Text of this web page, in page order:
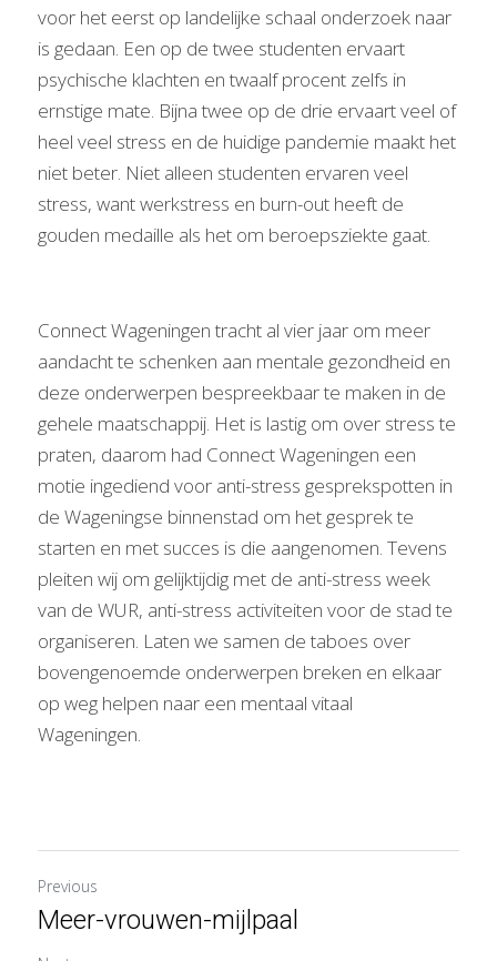
voor het eerst op landelijke schaal onderzoek naar
is gedaan. Een op de twee studenten ervaart
psychische klachten en twaalf procent zelfs in
ernstige mate. Bijna twee op de drie ervaart veel of
heel veel stress en de huidige pandemie maakt het
niet beter. Niet alleen studenten ervaren veel
stress, want werkstress en burn-out heeft de
gouden medaille als het om beroepsziekte gaat.
Connect Wageningen tracht al vier jaar om meer
aandacht te schenken aan mentale gezondheid en
deze onderwerpen bespreekbaar te maken in de
gehele maatschappij. Het is lastig om over stress te
praten, daarom had Connect Wageningen een
motie ingediend voor anti-stress gesprekspotten in
de Wageningse binnenstad om het gesprek te
starten en met succes is die aangenomen. Tevens
pleiten wij om gelijktijdig met de anti-stress week
van de WUR, anti-stress activiteiten voor de stad te
organiseren. Laten we samen de taboes over
bovengenoemde onderwerpen breken en elkaar
op weg helpen naar een mentaal vitaal
Wageningen.
Previous
Meer-vrouwen-mijlpaal